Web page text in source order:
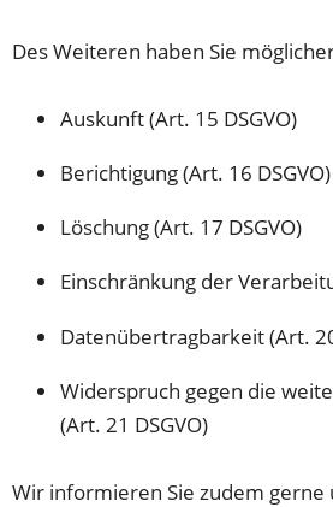
Des Weiteren haben Sie
Auskunft (Art. 15 DSGVO)
Berichtigung (Art. 16 DSGVO)
Löschung (Art. 17 DSGVO)
Einschränkung der
Datenübertragbarkeit (Art.
Widerspruch gegen die
(Art. 21 DSGVO)
Wir informieren Sie zudem gerne